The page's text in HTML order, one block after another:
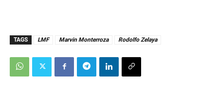
TAGS LMF Marvin Monterroza Rodolfo Zelaya